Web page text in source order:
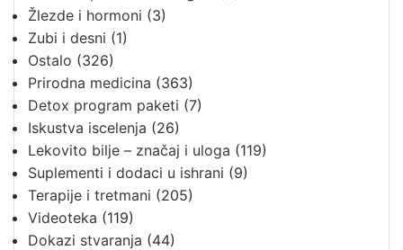
Žlezde i hormoni (3)
Zubi i desni (1)
Ostalo (326)
Prirodna medicina (363)
Detox program paketi (7)
Iskustva iscelenja (26)
Lekovito bilje – značaj i uloga (119)
Suplementi i dodaci u ishrani (9)
Terapije i tretmani (205)
Videoteka (119)
Dokazi stvaranja (44)